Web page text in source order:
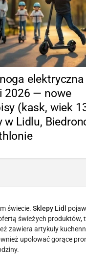
2026 — nowe
(kask, wiek
w Lidlu,
świecie. Sklepy Lidl
świeżych
zawiera artykuły
upolować gorące